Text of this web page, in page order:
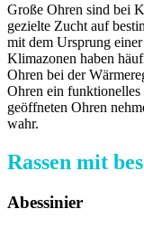
Große Ohren sind bei
gezielte Zucht auf
mit dem Ursprung einer
Klimazonen haben
Ohren bei der
Ohren ein
geöffneten Ohren
wahr.
Rassen mit
Abessinier